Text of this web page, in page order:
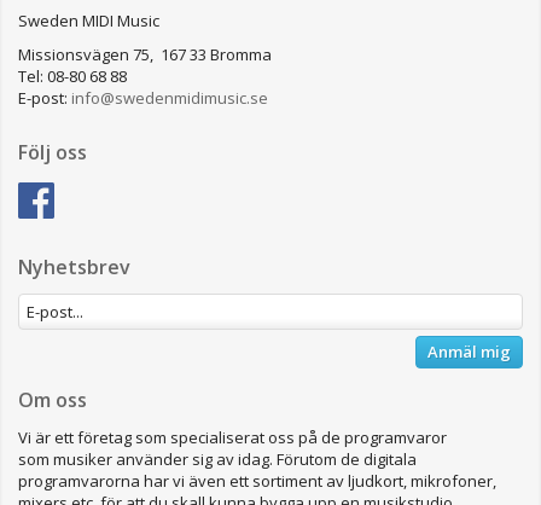
Sweden MIDI Music
Missionsvägen 75, 167 33 Bromma
Tel: 08-80 68 88
E-post: info@swedenmidimusic.se
Följ oss
Nyhetsbrev
Anmäl mig
Om oss
Vi är ett företag som specialiserat oss på de programvaror
som musiker använder sig av idag. Förutom de digitala
programvarorna har vi även ett sortiment av ljudkort, mikrofoner,